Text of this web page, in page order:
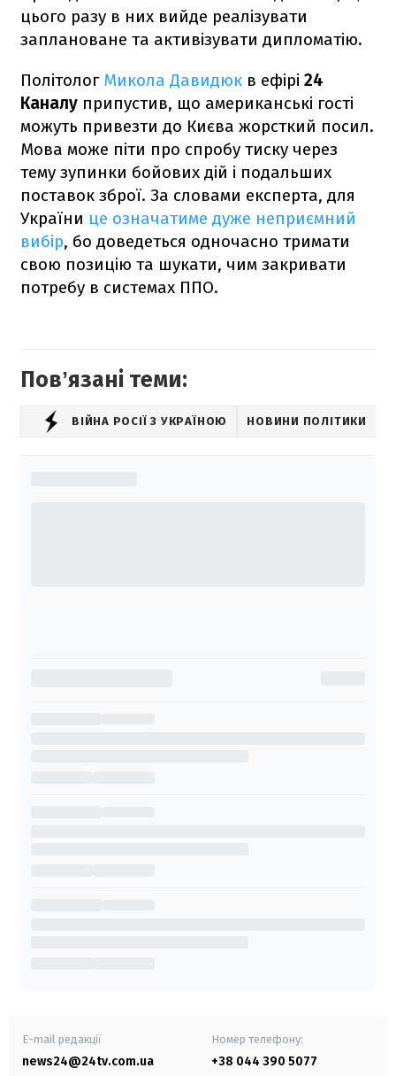
цього разу в них вийде реалізувати
заплановане та активізувати дипломатію.
Політолог Микола Давидюк в ефірі 24
Каналу припустив, що американські гості
можуть привезти до Києва жорсткий посил.
Мова може піти про спробу тиску через
тему зупинки бойових дій і подальших
поставок зброї. За словами експерта, для
України це означатиме дуже неприємний
вибір, бо доведеться одночасно тримати
свою позицію та шукати, чим закривати
потребу в системах ППО.
Повʼязані теми:
ВІЙНА РОСІЇ З УКРАЇНОЮ НОВИНИ ПОЛІТИКИ
E-mail редакції
news24@24tv.com.ua
Номер телефону:
+38 044 390 5077